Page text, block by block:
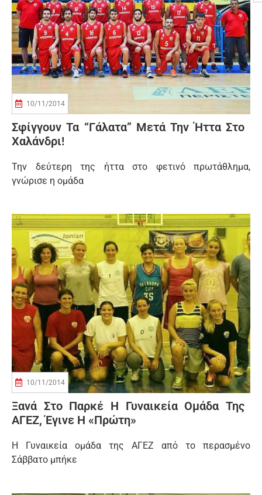
10/11/2014
Σφίγγουν Τα “γάλατα” Μετά Την Ήττα Στο
Χαλάνδρι!
Την δεύτερη της ήττα στο φετινό πρωτάθλημα,
γνώρισε η ομάδα
10/11/2014
Ξανά Στο Παρκέ Η Γυναικεία Ομάδα Της
ΑΓΕΖ, Έγινε Η «πρώτη»
Η Γυναικεία ομάδα της ΑΓΕΖ από το περασμένο
Σάββατο μπήκε